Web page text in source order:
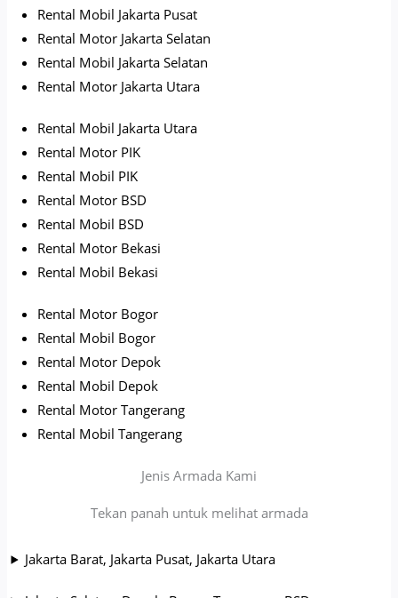
Rental Mobil Jakarta Pusat
Rental Motor Jakarta Selatan
Rental Mobil Jakarta Selatan
Rental Motor Jakarta Utara
Rental Mobil Jakarta Utara
Rental Motor PIK
Rental Mobil PIK
Rental Motor BSD
Rental Mobil BSD
Rental Motor Bekasi
Rental Mobil Bekasi
Rental Motor Bogor
Rental Mobil Bogor
Rental Motor Depok
Rental Mobil Depok
Rental Motor Tangerang
Rental Mobil Tangerang
Jenis Armada Kami
Tekan panah untuk melihat armada
Jakarta Barat, Jakarta Pusat, Jakarta Utara